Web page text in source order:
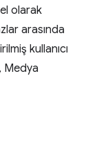
olarak
arasında
kullanıcı
Medya